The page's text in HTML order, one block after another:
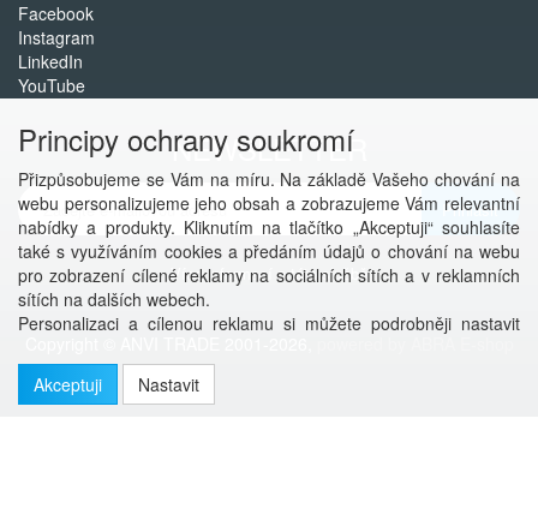
Facebook
Instagram
LinkedIn
YouTube
NEWSLETTER
Přihlásit
Více informací o této službě
Principy ochrany soukromí
Přizpůsobujeme se Vám na míru. Na základě Vašeho chování na
webu personalizujeme jeho obsah a zobrazujeme Vám relevantní
nabídky a produkty. Kliknutím na tlačítko „Akceptuji“ souhlasíte
také s využíváním cookies a předáním údajů o chování na webu
pro zobrazení cílené reklamy na sociálních sítích a v reklamních
sítích na dalších webech.
Personalizaci a cílenou reklamu si můžete podrobněji nastavit
Akceptuji
Nastavit